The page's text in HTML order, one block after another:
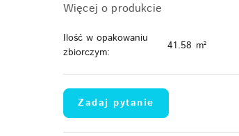
Więcej o produkcie
Ilość w opakowaniu
zbiorczym:
41.58 m²
Zadaj pytanie